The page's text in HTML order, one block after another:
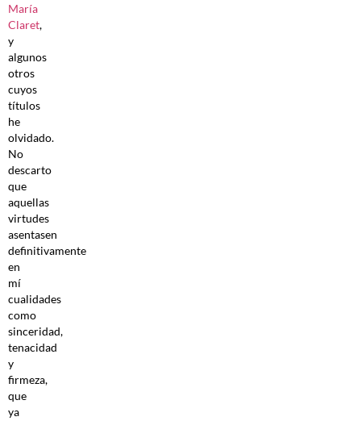
María
Claret,
y
algunos
otros
cuyos
títulos
he
olvidado.
No
descarto
que
aquellas
virtudes
asentasen
definitivamente
en
mí
cualidades
como
sinceridad,
tenacidad
y
firmeza,
que
ya